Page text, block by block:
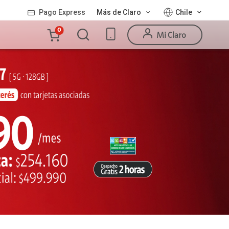
Pago Express Más de Claro Chile
Mi Claro
Carro
la
0